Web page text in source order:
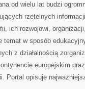
od wielu lat budzi
rzetelnych
ich rozwojowi,
temat w sposób
z działalnością
europejskim
Portal opisuje